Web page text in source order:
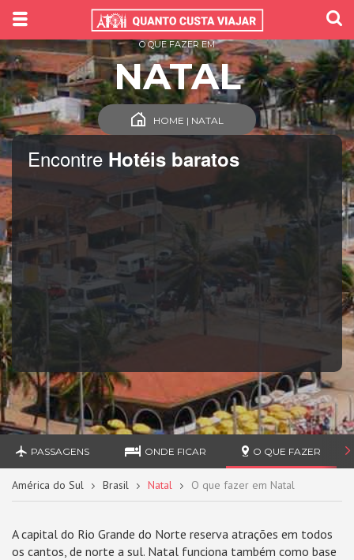
Encontre Hotéis baratos
O QUE FAZER EM
NATAL
HOME | NATAL
PASSAGENS ONDE FICAR O QUE FAZER
América do Sul Brasil Natal O que fazer em Natal
A capital do Rio Grande do Norte reserva atrações em todos
os cantos, de norte a sul. Natal funciona também como base